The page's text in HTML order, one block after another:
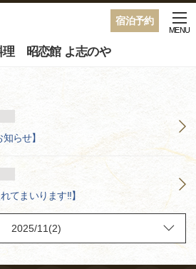
宿泊予約
理 昭恋館 よ志のや
MENU
らせ】
てまいります!!】